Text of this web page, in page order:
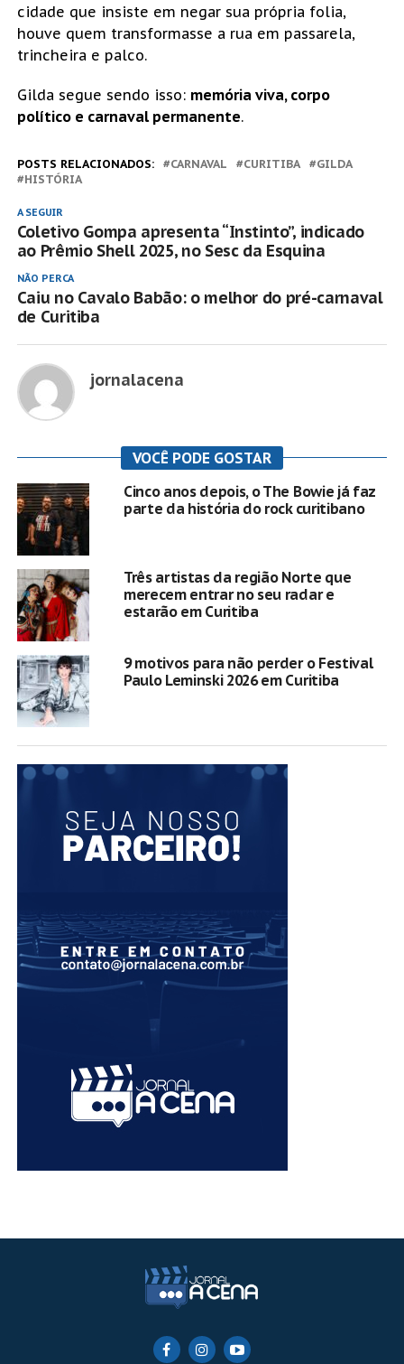
cidade que insiste em negar sua própria folia,
houve quem transformasse a rua em passarela,
trincheira e palco.
Gilda segue sendo isso: memória viva, corpo
político e carnaval permanente.
POSTS RELACIONADOS: CARNAVAL CURITIBA
GILDA
HISTÓRIA
A SEGUIR
Coletivo Gompa apresenta “Instinto”, indicado
ao Prêmio Shell 2025, no Sesc da Esquina
NÃO PERCA
Caiu no Cavalo Babão: o melhor do pré-carnaval
de Curitiba
jornalacena
VOCÊ PODE GOSTAR
Cinco anos depois, o The Bowie já faz
parte da história do rock curitibano
Três artistas da região Norte que
merecem entrar no seu radar e
estarão em Curitiba
9 motivos para não perder o Festival
Paulo Leminski 2026 em Curitiba